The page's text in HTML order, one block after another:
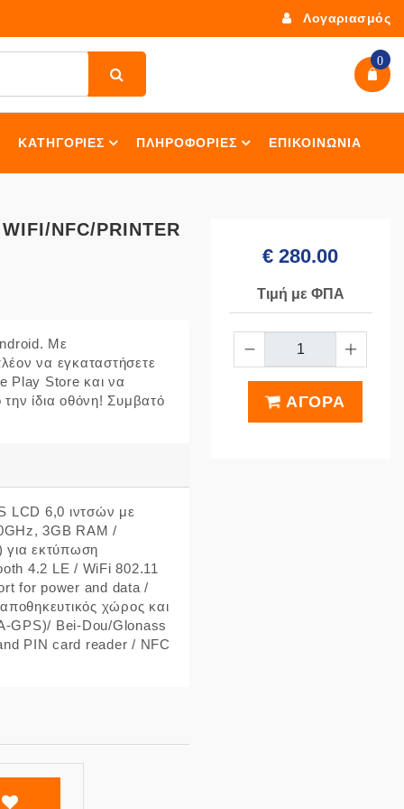
Λογαριασμός
0
ΚΑΤΗΓΟΡΙΕΣ ΠΛΗΡΟΦΟΡΙΕΣ ΕΠΙΚΟΙΝΩΝΙΑ
NFC/PRINTER
Με
να εγκαταστήσετε
Play Store και να
ίδια οθόνη! Συμβατό
LCD 6,0 ιντσών με
3GB RAM /
για εκτύπωση
4.2 LE / WiFi 802.11
for power and data /
χώρος και
GPS)/ Bei-Dou/Glonass
PIN card reader / NFC
€ 280.00
Τιμή με ΦΠΑ
ΑΓΟΡΑ